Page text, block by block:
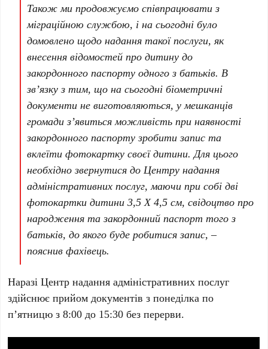
Також ми продовжуємо співпрацювати з
міграційною службою, і на сьогодні було
домовлено щодо надання такої послуги, як
внесення відомостей про дитину до
закордонного паспорту одного з батьків. В
зв’язку з тим, що на сьогодні біометричні
документи не виготовляються, у мешканців
громади з’явиться можливість при наявності
закордонного паспорту зробити запис та
вклеїти фотокартку своєї дитини. Для цього
необхідно звернутися до Центру надання
адміністративних послуг, маючи при собі дві
фотокартки дитини 3,5 Х 4,5 см, свідоцтво про
народження та закордонний паспорт того з
батьків, до якого буде робитися запис, –
пояснив фахівець.
Наразі Центр надання адміністративних послуг
здійснює прийом документів з понеділка по
п’ятницю з 8:00 до 15:30 без перерви.